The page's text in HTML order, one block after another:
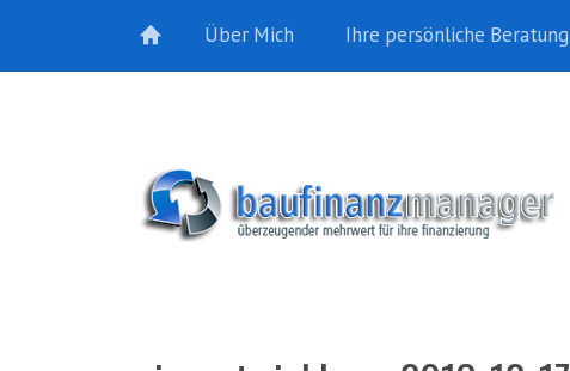
Über Mich Ihre persönliche Beratung